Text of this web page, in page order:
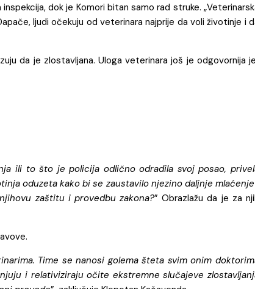
dok je Komori bitan samo rad struke.
ljudi očekuju od veterinara najprije da voli životinje i
da je zlostavljana. Uloga veterinara još je odgovornija
ili to što je policija odlično odradila svoj posao,
oduzeta kako bi se zaustavilo njezino daljnje
zaštitu i provedbu zakona?” Obrazlažu da je za
Time se nanosi golema šteta svim onim
i relativiziraju očite ekstremne slučajeve